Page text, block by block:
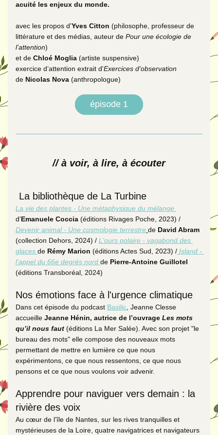
acuité les enjeux du monde.
avec les propos d'Yves Citton (philosophe, professeur de
littérature et des médias, auteur de Pour une écologie de
l’attention)
et de Chloé Moglia (artiste suspensive)
exercice d’attention extrait d'Exercices d'observation
de Nicolas Nova (anthropologue)
épisode 1
// à voir, à lire, à écouter
La bibliothèque de La Turbine
d'Emanuele Coccia
Devenir animal - Une cosmologie terrestre de
(collection Dehors, 2024) / L'ours polaire - vagabond des
glaces de Rémy Marion (éditions Actes Sud, 2023) / Island -
l'appel du 66e degrés nord de
(éditions Transboréal, 2024)
Nos émotions face à l'urgence climatique
Dans cet épisode du podcast Basilic , Jeanne Clesse
accueille Jeanne Hénin, autrice de l’ouvrage Les mots
qu’il nous faut (éditions La Mer Salée). Avec son projet "le
bureau des mots" elle compose des nouveaux mots
permettant de mettre en lumière ce que nous
expérimentons, ce que nous ressentons, ce que nous
pensons et ce que nous voulons voir advenir.
Apprendre pour naviguer vers demain : la
rivière des voix
Au cœur de l’île de Nantes, sur les rives tranquilles et
mystérieuses de la Loire, quatre navigatrices et navigateurs